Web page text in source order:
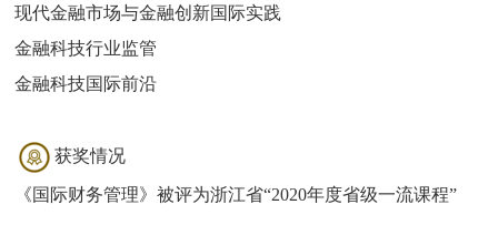
现代金融市场与金融创新国际实践
金融科技行业监管
金融科技国际前沿
获奖情况
《国际财务管理》被评为浙江省“2020年度省级一流课程”